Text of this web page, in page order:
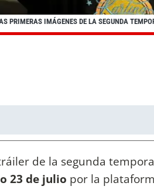
PRIMERAS IMÁGENES DE LA SEGUNDA
de la segunda
23 de julio por la